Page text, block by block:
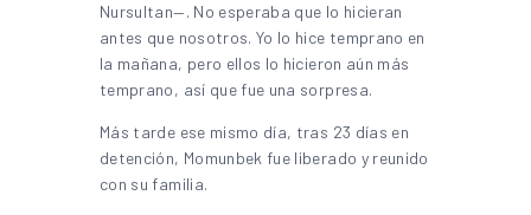
Nursultan—. No esperaba que lo hicieran
antes que nosotros. Yo lo hice temprano en
la mañana, pero ellos lo hicieron aún más
temprano, así que fue una sorpresa.
Más tarde ese mismo día, tras 23 días en
detención, Momunbek fue liberado y reunido
con su familia.